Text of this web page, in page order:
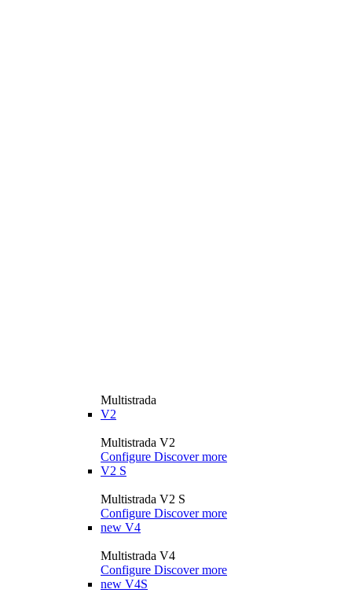
Multistrada
V2
Multistrada V2
Configure Discover more
V2 S
Multistrada V2 S
Configure Discover more
new V4
Multistrada V4
Configure Discover more
new V4S